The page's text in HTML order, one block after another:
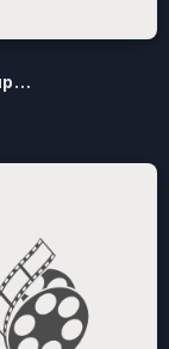
Дом на проклятом холме